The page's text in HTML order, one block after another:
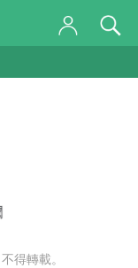
得轉載。